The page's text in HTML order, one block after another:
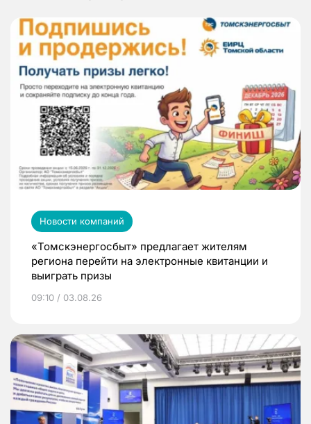
Новости компаний
«Томскэнергосбыт» предлагает жителям
региона перейти на электронные квитанции и
выиграть призы
09:10 / 03.08.26